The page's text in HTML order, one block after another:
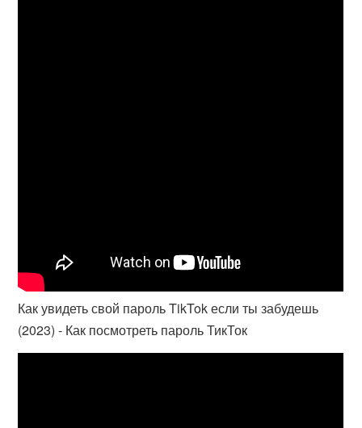
Как увидеть свой пароль TikTok если ты забудешь
(2023) - Как посмотреть пароль ТикТок